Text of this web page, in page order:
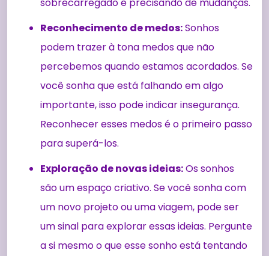
Reconhecimento de medos:Sonhos
podem trazer à tona medos que não
percebemos quando estamos acordados. Se
você sonha que está falhando em algo
importante, isso pode indicar insegurança.
Reconhecer esses medos é o primeiro passo
para superá-los.
Exploração de novas ideias:Os sonhos
são um espaço criativo. Se você sonha com
um novo projeto ou uma viagem, pode ser
um sinal para explorar essas ideias. Pergunte
a si mesmo o que esse sonho está tentando